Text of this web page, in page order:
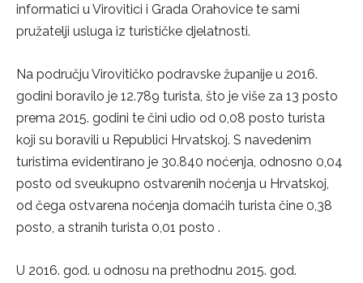
informatici u Virovitici i Grada Orahovice te sami
pružatelji usluga iz turističke djelatnosti.
Na području Virovitičko podravske županije u 2016.
godini boravilo je 12.789 turista, što je više za 13 posto
prema 2015. godini te čini udio od 0,08 posto turista
koji su boravili u Republici Hrvatskoj. S navedenim
turistima evidentirano je 30.840 noćenja, odnosno 0,04
posto od sveukupno ostvarenih noćenja u Hrvatskoj,
od čega ostvarena noćenja domaćih turista čine 0,38
posto, a stranih turista 0,01 posto .
U 2016. god. u odnosu na prethodnu 2015. god.